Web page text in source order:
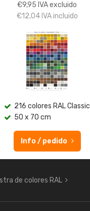
€9,95 IVA excluido
€12,04IVA incluido
216 colores RAL Classic
50 x 70 cm
Info / pedido
de colores RAL